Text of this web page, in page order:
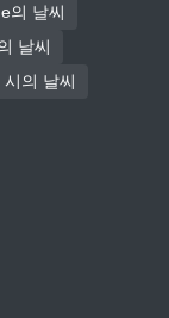
날씨
날씨
의 날씨